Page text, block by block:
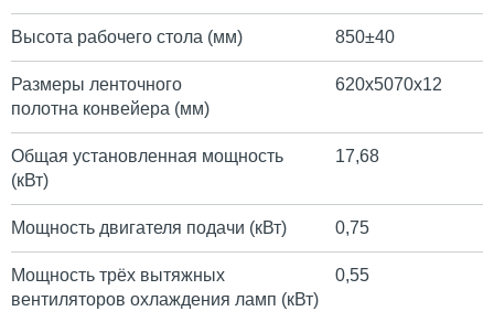
Высота рабочего стола (мм) 850±40
Размеры ленточного
полотна конвейера (мм)
620х5070х12
Общая установленная мощность
(кВт)
17,68
Мощность двигателя подачи (кВт) 0,75
Мощность трёх вытяжных
вентиляторов охлаждения ламп (кВт)
0,55